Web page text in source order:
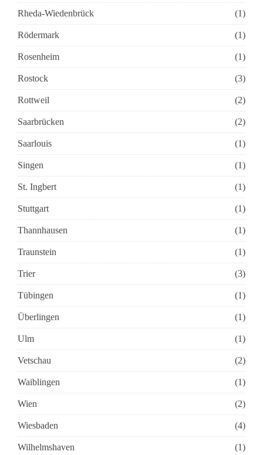
Rheda-Wiedenbrück (1)
Rödermark (1)
Rosenheim (1)
Rostock (3)
Rottweil (2)
Saarbrücken (2)
Saarlouis (1)
Singen (1)
St. Ingbert (1)
Stuttgart (1)
Thannhausen (1)
Traunstein (1)
Trier (3)
Tübingen (1)
Überlingen (1)
Ulm (1)
Vetschau (2)
Waiblingen (1)
Wien (2)
Wiesbaden (4)
Wilhelmshaven (1)